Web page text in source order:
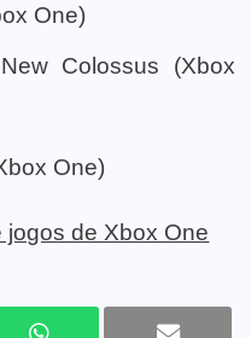
One)
Colossus (Xbox
One)
jogos de Xbox One